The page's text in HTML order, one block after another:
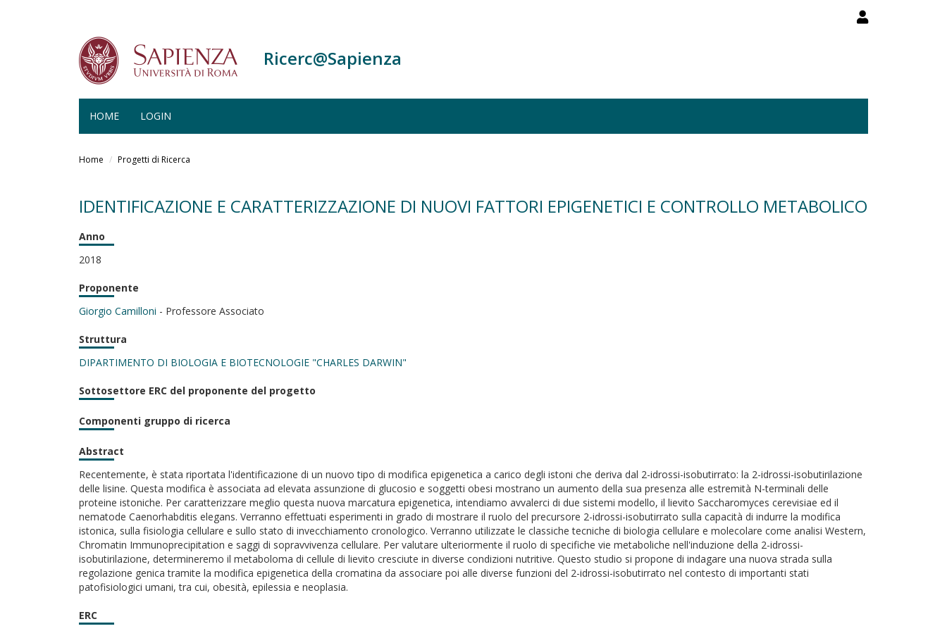
Ricerc@Sapienza
HOME LOGIN
Home Progetti di Ricerca
IDENTIFICAZIONE E CARATTERIZZAZIONE DI NUOVI FATTORI EPIGENETICI E CONTROLLO METABOLICO
Anno
2018
Proponente
Giorgio Camilloni - Professore Associato
Struttura
DIPARTIMENTO DI BIOLOGIA E BIOTECNOLOGIE "CHARLES DARWIN"
Sottosettore ERC del proponente del progetto
Componenti gruppo di ricerca
Abstract
Recentemente, è stata riportata l'identificazione di un nuovo tipo di modifica epigenetica a carico degli istoni che deriva dal 2-idrossi-isobutirrato: la 2-idrossi-isobutirilazione
delle lisine. Questa modifica è associata ad elevata assunzione di glucosio e soggetti obesi mostrano un aumento della sua presenza alle estremità N-terminali delle
proteine istoniche. Per caratterizzare meglio questa nuova marcatura epigenetica, intendiamo avvalerci di due sistemi modello, il lievito Saccharomyces cerevisiae ed il
nematode Caenorhabditis elegans. Verranno effettuati esperimenti in grado di mostrare il ruolo del precursore 2-idrossi-isobutirrato sulla capacità di indurre la modifica
istonica, sulla fisiologia cellulare e sullo stato di invecchiamento cronologico. Verranno utilizzate le classiche tecniche di biologia cellulare e molecolare come analisi Western,
Chromatin Immunoprecipitation e saggi di sopravvivenza cellulare. Per valutare ulteriormente il ruolo di specifiche vie metaboliche nell'induzione della 2-idrossi-
isobutirilazione, determineremo il metaboloma di cellule di lievito cresciute in diverse condizioni nutritive. Questo studio si propone di indagare una nuova strada sulla
regolazione genica tramite la modifica epigenetica della cromatina da associare poi alle diverse funzioni del 2-idrossi-isobutirrato nel contesto di importanti stati
patofisiologici umani, tra cui, obesità, epilessia e neoplasia.
ERC